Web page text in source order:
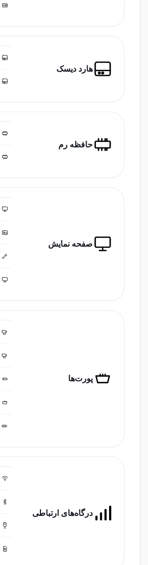
هارد دیسک
حافظه رم
صفحه نمایش
پورت‌ها
2.0
3.0
درگاه‌های ارتباطی